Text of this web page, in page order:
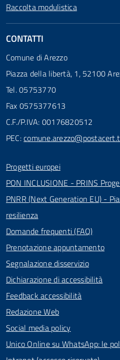
Raccolta modulistica
CONTATTI
Comune di Arezzo
Piazza della libertà, 1, 52100
Tel. 05753770
Fax 0575377613
C.F./P.IVA: 00176820512
PEC:
Progetti europei
PON INCLUSIONE - PRINS
PNRR (Next Generation EU) -
resilienza
Domande frequenti (FAQ)
Prenotazione appuntamento
Segnalazione disservizio
Dichiarazione di accessibilità
Feedback accessibilità
Redazione Web
Social media policy
Unico Online su WhatsApp: le